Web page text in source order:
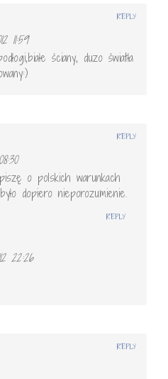
11:59
ściany, duzo światła
REPLY
o polskich warunkach
dopiero nieporozumienie.
REPLY
22:26
REPLY
REPLY